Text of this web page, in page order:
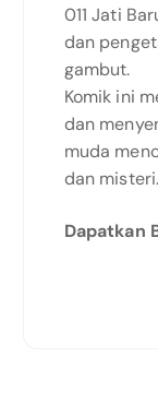
011 Jati
dan
gambut.
Komik ini
dan
muda
dan misteri.
Dapatkan